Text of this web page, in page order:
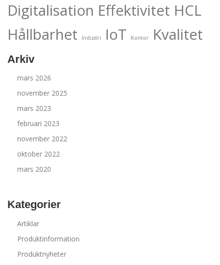
Digitalisation Effektivitet HCL
Hållbarhet
Industri IoT Kontor Kvalitet
Arkiv
mars 2026
november 2025
mars 2023
februari 2023
november 2022
oktober 2022
mars 2020
Kategorier
Artiklar
Produktinformation
Produktnyheter